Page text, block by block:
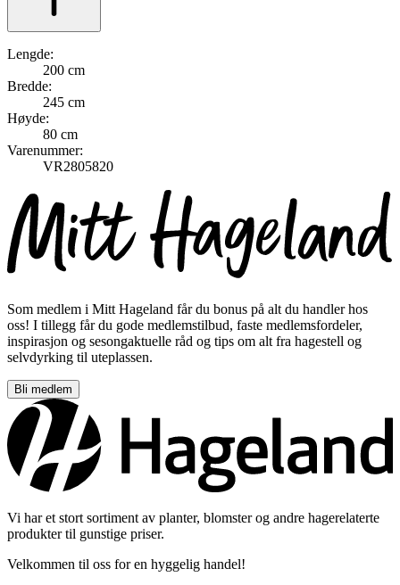
Lengde:
200 cm
Bredde:
245 cm
Høyde:
80 cm
Varenummer:
VR2805820
Som medlem i Mitt Hageland får du bonus på alt du handler hos
oss! I tillegg får du gode medlemstilbud, faste medlemsfordeler,
inspirasjon og sesongaktuelle råd og tips om alt fra hagestell og
selvdyrking til uteplassen.
Bli medlem
Vi har et stort sortiment av planter, blomster og andre hagerelaterte
produkter til gunstige priser.
Velkommen til oss for en hyggelig handel!